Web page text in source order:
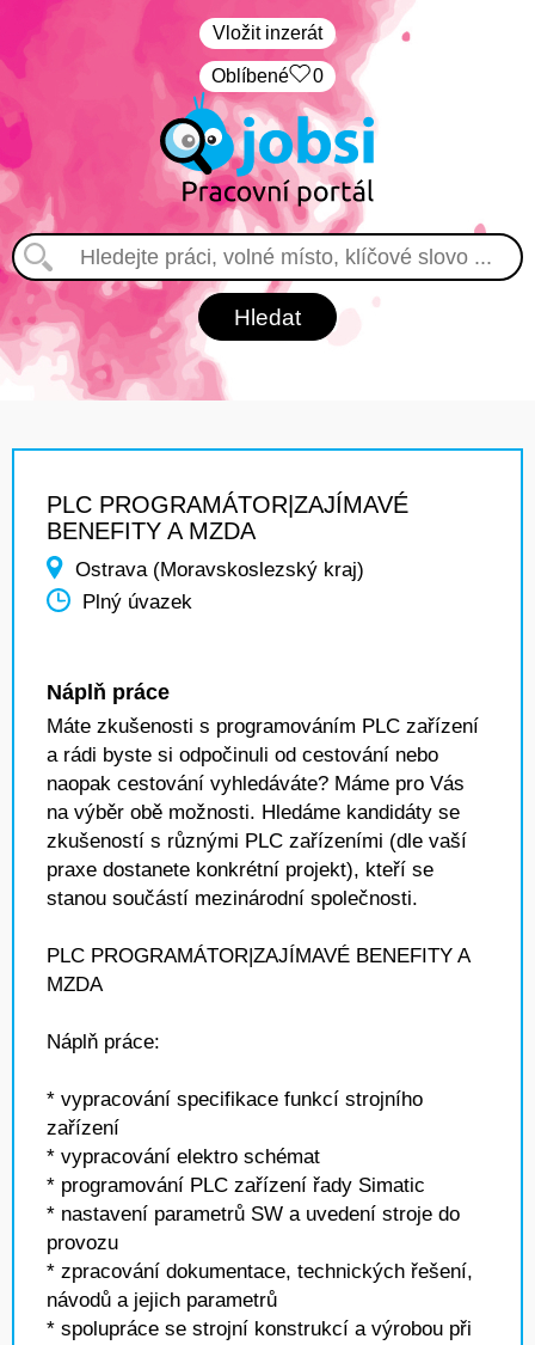
Vložit inzerát
Oblíbené 0
PLC PROGRAMÁTOR|ZAJÍMAVÉ
BENEFITY A MZDA
Ostrava (Moravskoslezský kraj)
Plný úvazek
Náplň práce
Máte zkušenosti s programováním PLC zařízení
a rádi byste si odpočinuli od cestování nebo
naopak cestování vyhledáváte? Máme pro Vás
na výběr obě možnosti. Hledáme kandidáty se
zkušeností s různými PLC zařízeními (dle vaší
praxe dostanete konkrétní projekt), kteří se
stanou součástí mezinárodní společnosti.
PLC PROGRAMÁTOR|ZAJÍMAVÉ BENEFITY A
MZDA
Náplň práce:
* vypracování specifikace funkcí strojního
zařízení
* vypracování elektro schémat
* programování PLC zařízení řady Simatic
* nastavení parametrů SW a uvedení stroje do
provozu
* zpracování dokumentace, technických řešení,
návodů a jejich parametrů
* spolupráce se strojní konstrukcí a výrobou při